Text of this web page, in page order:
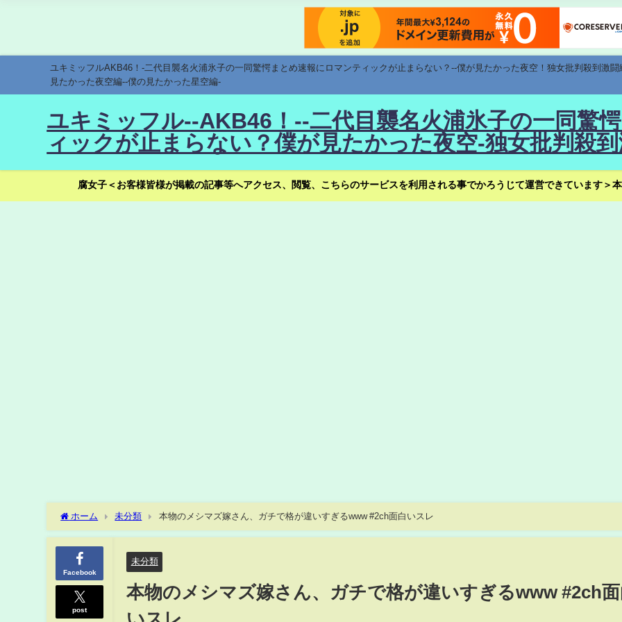
ユキミッフルAKB46！-二代目襲名火浦氷子の一同驚愕まとめ速報にロマンティックが止まらない？--僕が見たかった夜空！独女批判殺到激
見たかった夜空編--僕の見たかった星空編-
ユキミッフル--AKB46！--二代目襲名火浦氷子の一同驚
ィックが止まらない？僕が見たかった夜空-独女批判殺
腐女子＜お客様皆様が掲載の記事等へアクセス、閲覧、こちらのサービスを利用される事でかろうじて運営できています＞
ホーム 未分類 本物のメシマズ嫁さん、ガチで格が違いすぎるwww #2ch面白いスレ
Facebook
post
未分類
本物のメシマズ嫁さん、ガチで格が違いすぎるwww #2ch